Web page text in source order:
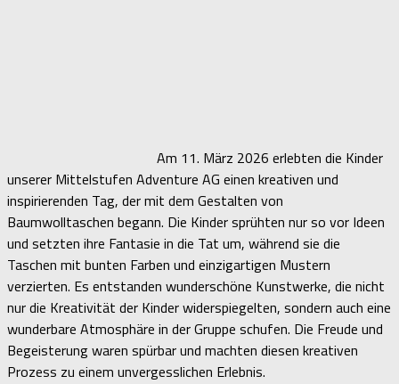
Am 11. März 2026 erlebten die Kinder
unserer Mittelstufen Adventure AG einen kreativen und
inspirierenden Tag, der mit dem Gestalten von
Baumwolltaschen begann. Die Kinder sprühten nur so vor Ideen
und setzten ihre Fantasie in die Tat um, während sie die
Taschen mit bunten Farben und einzigartigen Mustern
verzierten. Es entstanden wunderschöne Kunstwerke, die nicht
nur die Kreativität der Kinder widerspiegelten, sondern auch eine
wunderbare Atmosphäre in der Gruppe schufen. Die Freude und
Begeisterung waren spürbar und machten diesen kreativen
Prozess zu einem unvergesslichen Erlebnis.